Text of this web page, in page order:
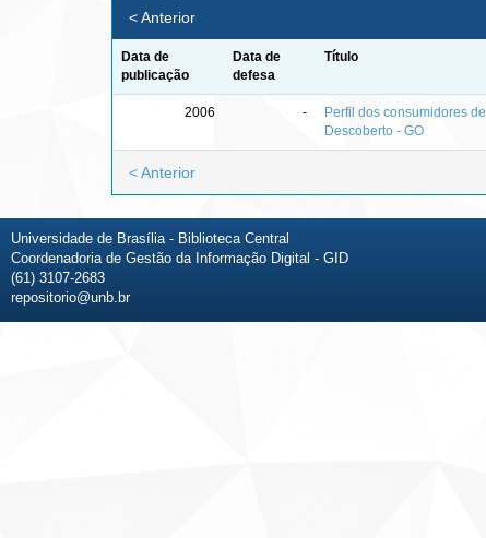
< Anterior
Data de
publicação
Data de
defesa
Título
2006 -
Perfil dos consumidores
Descoberto - GO
< Anterior
Universidade de Brasília - Biblioteca Central
Coordenadoria de Gestão da Informação Digital - GID
(61) 3107-2683
repositorio@unb.br